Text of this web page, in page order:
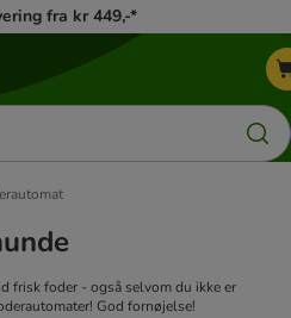
fra kr 449,-*
frisk foder - også selvom du ikke er
God fornøjelse!